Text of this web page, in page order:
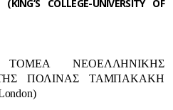
COLLEGE-UNIVERSITY OF
ΝΕΟΕΛΛΗΝΙΚΗΣ
ΠΟΛΙΝΑΣ ΤΑΜΠΑΚΑΚΗ
)